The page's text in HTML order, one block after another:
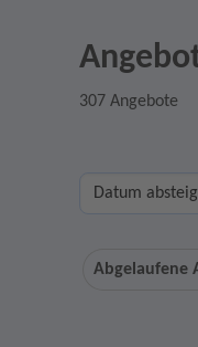
307 Angebote
Abgelaufene